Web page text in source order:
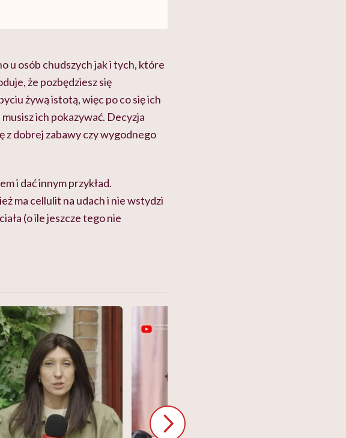
u osób chudszych jak i tych, które
że pozbędziesz się
żywą istotą, więc po co się ich
ich pokazywać. Decyzja
z dobrej zabawy czy wygodnego
i dać innym przykład.
ma cellulit na udach i nie wstydzi
(o ile jeszcze tego nie